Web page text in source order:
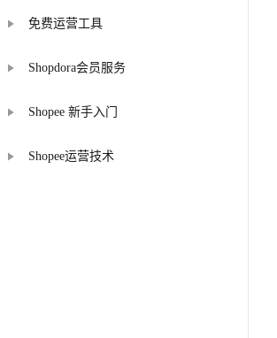
免费运营工具
Shopdora会员服务
Shopee 新手入门
Shopee运营技术